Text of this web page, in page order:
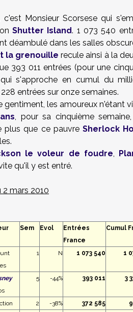
c'est Monsieur Scorsese qui
Shutter Island. 1 073 540
déambulé dans les salles
la grenouille recule ainsi à la
393 011 entrées (pour une
qui s'approche en cumul du
entrées sur onze semaines.
gentiment, les amoureux n'étant
, pour sa cinquième
plus que ce pauvre Sherlock
le voleur de foudre,
qu'il y est entré.
mars 2010
Sem Evol
Entrées
France
Cumul
1 N 1 073 540 1
5 -44% 393 011 3
2 -38% 372 585